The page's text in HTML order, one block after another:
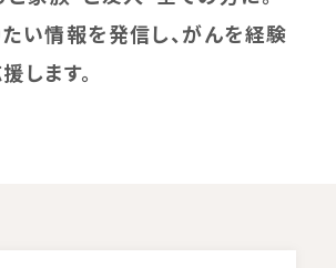
い情報を発信し、がんを経験
します。